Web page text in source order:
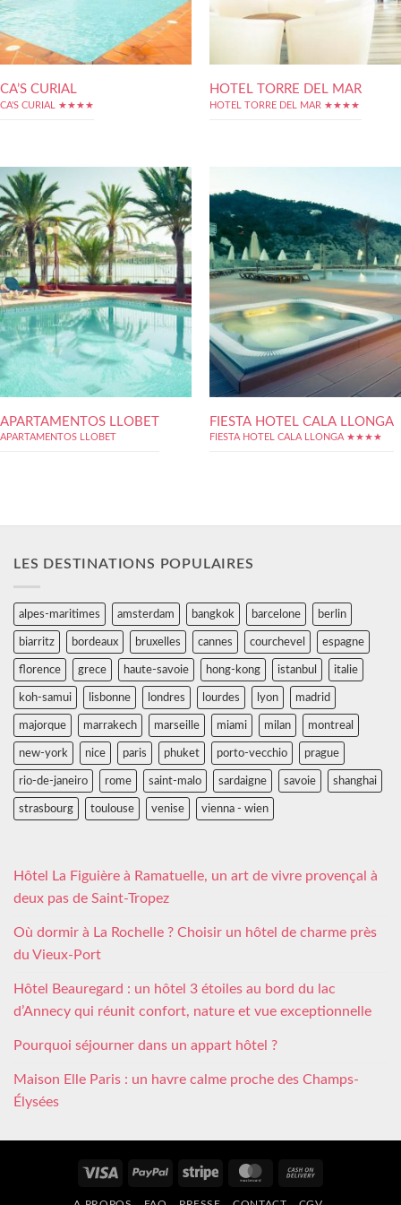
CA’S CURIAL
CA'S CURIAL ★★★★
HOTEL TORRE DEL MAR
HOTEL TORRE DEL MAR ★★★★
APARTAMENTOS LLOBET
APARTAMENTOS LLOBET
FIESTA HOTEL CALA LLONGA
FIESTA HOTEL CALA LLONGA ★★★★
LES DESTINATIONS POPULAIRES
alpes-maritimes amsterdam bangkok barcelone berlin
biarritz bordeaux bruxelles cannes courchevel espagne
florence grece haute-savoie hong-kong istanbul italie
koh-samui lisbonne londres lourdes lyon madrid
majorque marrakech marseille miami milan montreal
new-york nice paris phuket porto-vecchio prague
rio-de-janeiro rome saint-malo sardaigne savoie shanghai
strasbourg toulouse venise vienna - wien
Hôtel La Figuière à Ramatuelle, un art de vivre provençal à
deux pas de Saint-Tropez
Où dormir à La Rochelle ? Choisir un hôtel de charme près
du Vieux-Port
Hôtel Beauregard : un hôtel 3 étoiles au bord du lac
d’Annecy qui réunit confort, nature et vue exceptionnelle
Pourquoi séjourner dans un appart hôtel ?
Maison Elle Paris : un havre calme proche des Champs-
Élysées
Visa PayPal Stripe MasterCard